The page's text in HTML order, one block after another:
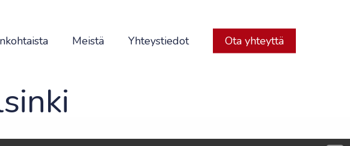
Meistä Yhteystiedot Ota yhteyttä